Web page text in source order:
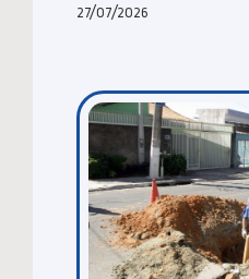
27/07/2026